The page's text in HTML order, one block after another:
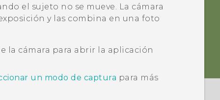
el sujeto no se mueve. La cámara
y las combina en una foto
la cámara para abrir la aplicación
un modo de captura para más